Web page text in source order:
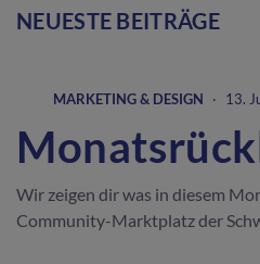
NEUESTE BEITRÄGE
MARKETING & DESIGN · 13.
Wir zeigen dir was in diesem
Community-Marktplatz der